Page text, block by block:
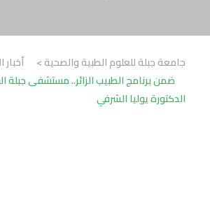
جامعة جبلة للعلوم الطبية والصحية>
ضمن برنامج الطبيب الزائر.. مستشفى
الدكتورة يوليا الشرفي